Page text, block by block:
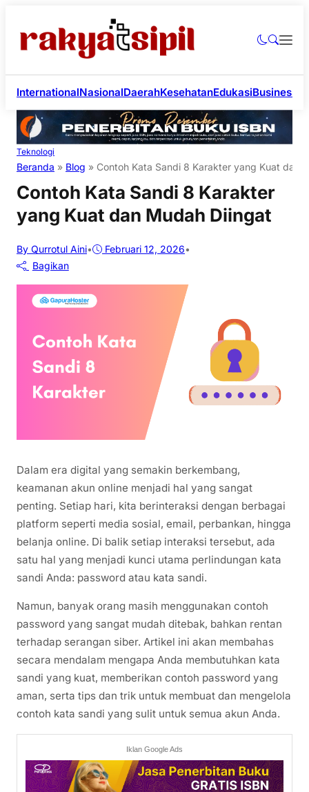
InternationalNasionalDaerahKesehatanEdukasiBusiness
Teknologi
Beranda » Blog » Contoh Kata Sandi 8 Karakter yang Kuat dan
Contoh Kata Sandi 8 Karakter
yang Kuat dan Mudah Diingat
By Qurrotul Aini• Februari 12, 2026•
Bagikan
Dalam era digital yang semakin berkembang,
keamanan akun online menjadi hal yang sangat
penting. Setiap hari, kita berinteraksi dengan berbagai
platform seperti media sosial, email, perbankan, hingga
belanja online. Di balik setiap interaksi tersebut, ada
satu hal yang menjadi kunci utama perlindungan kata
sandi Anda: password atau kata sandi.
Namun, banyak orang masih menggunakan contoh
password yang sangat mudah ditebak, bahkan rentan
terhadap serangan siber. Artikel ini akan membahas
secara mendalam mengapa Anda membutuhkan kata
sandi yang kuat, memberikan contoh password yang
aman, serta tips dan trik untuk membuat dan mengelola
contoh kata sandi yang sulit untuk semua akun Anda.
Iklan Google Ads